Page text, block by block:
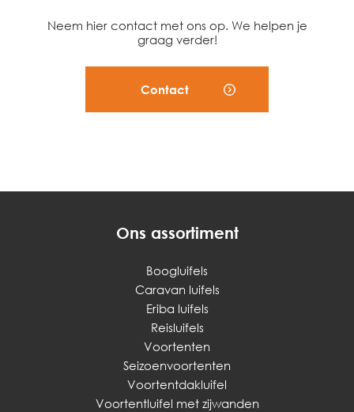
Neem hier contact met ons op. We helpen je
graag verder!
Contact
Ons assortiment
Boogluifels
Caravan luifels
Eriba luifels
Reisluifels
Voortenten
Seizoenvoortenten
Voortentdakluifel
Voortentluifel met zijwanden